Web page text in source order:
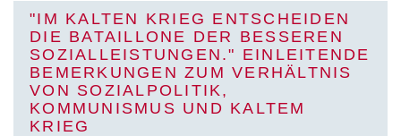
"IM KALTEN KRIEG ENTSCHEIDEN
DIE BATAILLONE DER BESSEREN
SOZIALLEISTUNGEN." EINLEITENDE
BEMERKUNGEN ZUM VERHÄLTNIS
VON SOZIALPOLITIK,
KOMMUNISMUS UND KALTEM
KRIEG